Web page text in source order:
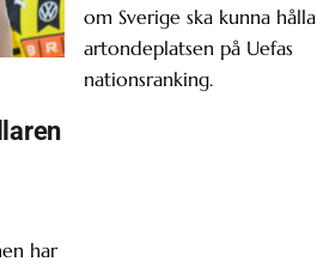
har
om Sverige ska kunna hålla
artondeplatsen på Uefas
nationsranking.